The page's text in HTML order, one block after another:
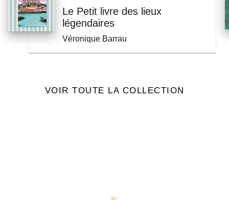
Le Petit livre des lieux
légendaires
Véronique Barrau
VOIR TOUTE LA COLLECTION